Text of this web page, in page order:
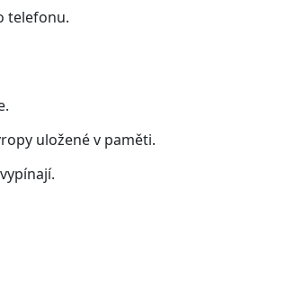
telefonu.
uložené v paměti.